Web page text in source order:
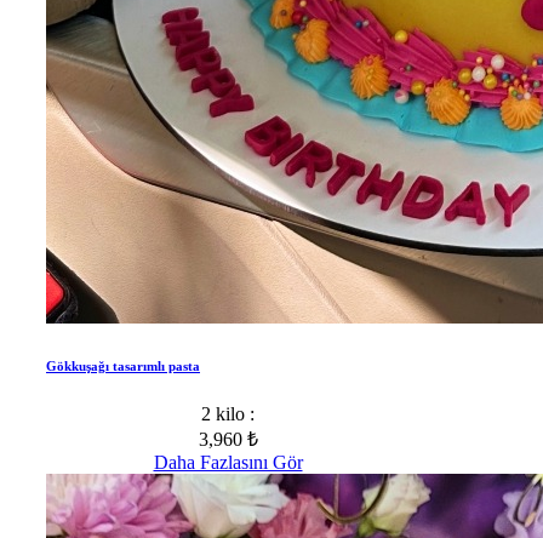
Gökkuşağı tasarımlı pasta
2 kilo :
3,960 ₺
Daha Fazlasını Gör